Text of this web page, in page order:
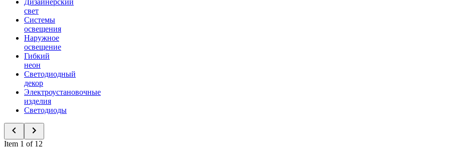
Дизайнерский
свет
Системы
освещения
Наружное
освещение
Гибкий
неон
Светодиодный
декор
Электроустановочные
изделия
Светодиоды
Item 1 of 12